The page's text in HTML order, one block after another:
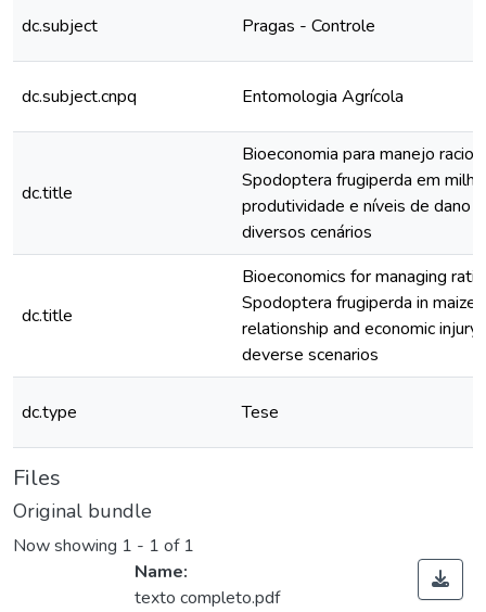
dc.subject Pragas - Controle
dc.subject.cnpq Entomologia Agrícola
dc.title
Bioeconomia para manejo
Spodoptera frugiperda em
produtividade e níveis de dano
diversos cenários
dc.title
Bioeconomics for managing
Spodoptera frugiperda in
relationship and economic injury
deverse scenarios
dc.type Tese
Files
Original bundle
Now showing 1 - 1 of 1
Name:
texto completo.pdf